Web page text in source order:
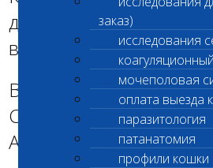
заказ)
исследования
мочеполовая
оплата выезда
паразитология
патанатомия
профили кошки
день прием анализов
врачи ветклиники.
В филиалах:
САНИТАРНЫЕ ДНИ
АНАЛИЗОВ НЕТ!!!